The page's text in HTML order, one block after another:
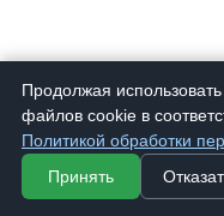
850 Т Очки корригирующие
Продолжая
файлов cookie в
Политикой обработки
Принять